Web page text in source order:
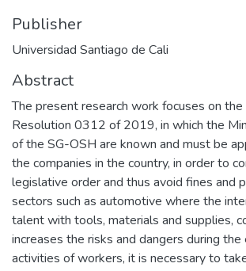
Publisher
Universidad Santiago de Cali
Abstract
The present research work focuses on
Resolution 0312 of 2019, in which the
of the SG-OSH are known and must be
the companies in the country, in order to
legislative order and thus avoid fines and
sectors such as automotive where the
talent with tools, materials and supplies,
increases the risks and dangers during
activities of workers, it is necessary to